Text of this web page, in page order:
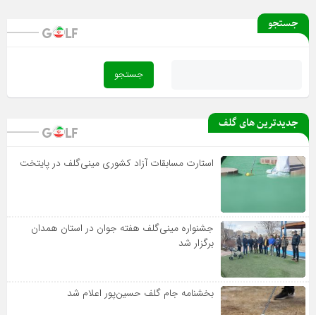
جستجو
جدیدترین های گلف
استارت مسابقات آزاد کشوری مینی‌گلف در پایتخت
جشنواره مینی‌گلف هفته جوان در استان همدان
برگزار شد
بخشنامه جام گلف حسین‌پور اعلام شد